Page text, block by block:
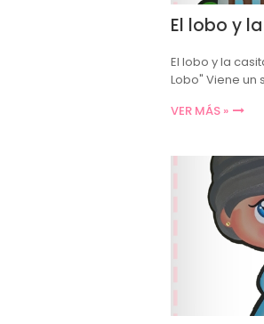
El lobo y
El lobo y la
Lobo" Viene un
VER MÁS »